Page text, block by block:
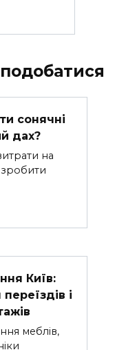
сонячні
дах?
на
Київ:
і
меблів,